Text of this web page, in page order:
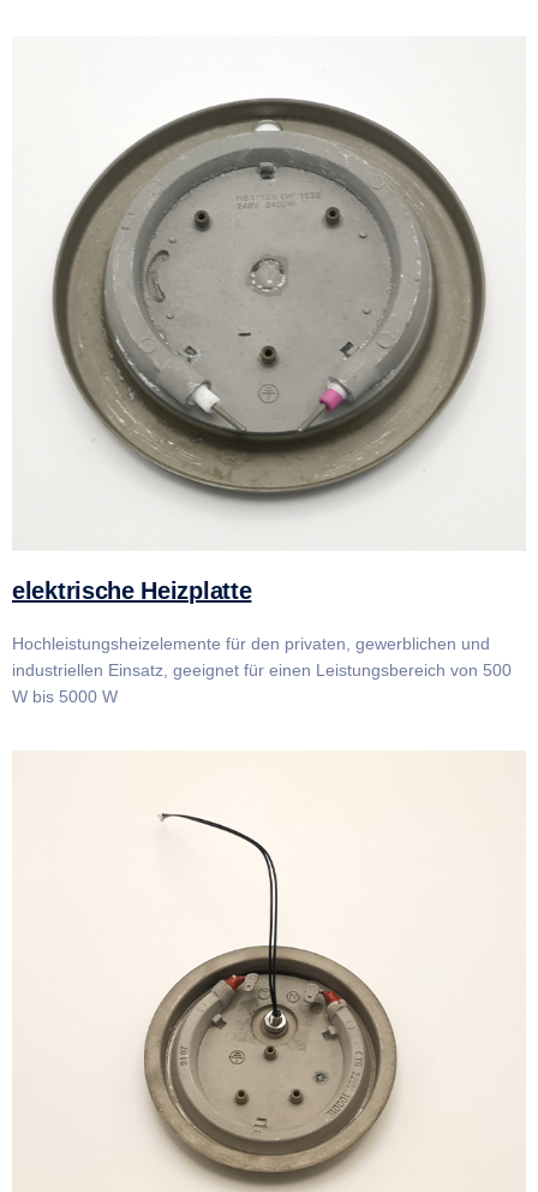
elektrische Heizplatte
Hochleistungsheizelemente für den privaten, gewerblichen und
industriellen Einsatz, geeignet für einen Leistungsbereich von 500
W bis 5000 W